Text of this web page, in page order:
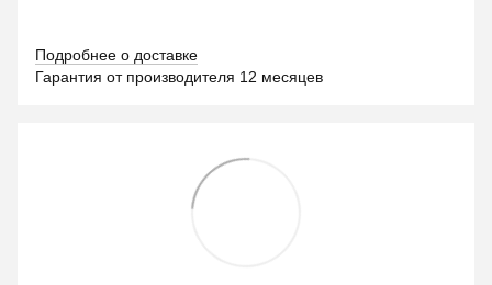
Подробнее о доставке
Гарантия от производителя 12 месяцев